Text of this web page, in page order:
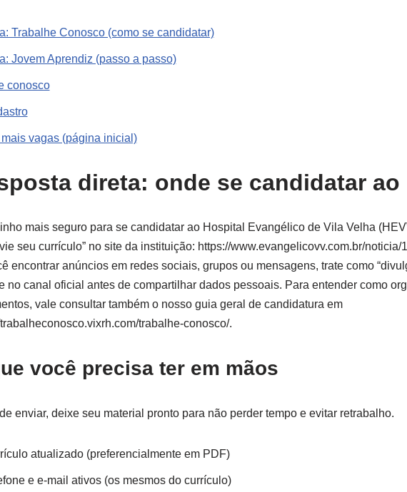
Trabalhe Conosco (como se candidatar)
Jovem Aprendiz (passo a passo)
conosco
mais vagas (página inicial)
direta: onde se candidatar ao
mais seguro para se candidatar ao Hospital Evangélico de Vila Velha
seu currículo” no site da instituição: https://www.evangelicovv.com.br/
encontrar anúncios em redes sociais, grupos ou mensagens, trate como
no canal oficial antes de compartilhar dados pessoais. Para entender como
vale consultar também o nosso guia geral de candidatura em
trabalhe-conosco/.
você precisa ter em mãos
enviar, deixe seu material pronto para não perder tempo e evitar retrabalho.
atualizado (preferencialmente em PDF)
e e-mail ativos (os mesmos do currículo)